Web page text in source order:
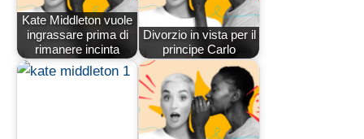
Kate Middleton vuole
ingrassare prima di
rimanere incinta
Divorzio in vista per il
principe Carlo